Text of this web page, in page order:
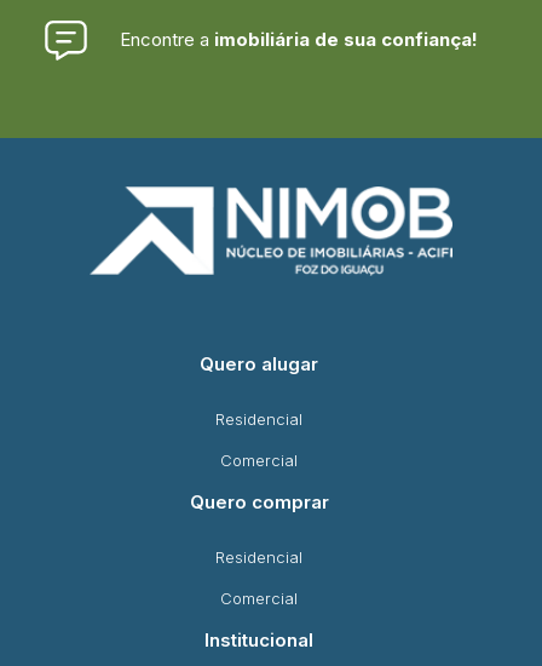
Encontre a imobiliária de sua confiança!
Quero alugar
Residencial
Comercial
Quero comprar
Residencial
Comercial
Institucional